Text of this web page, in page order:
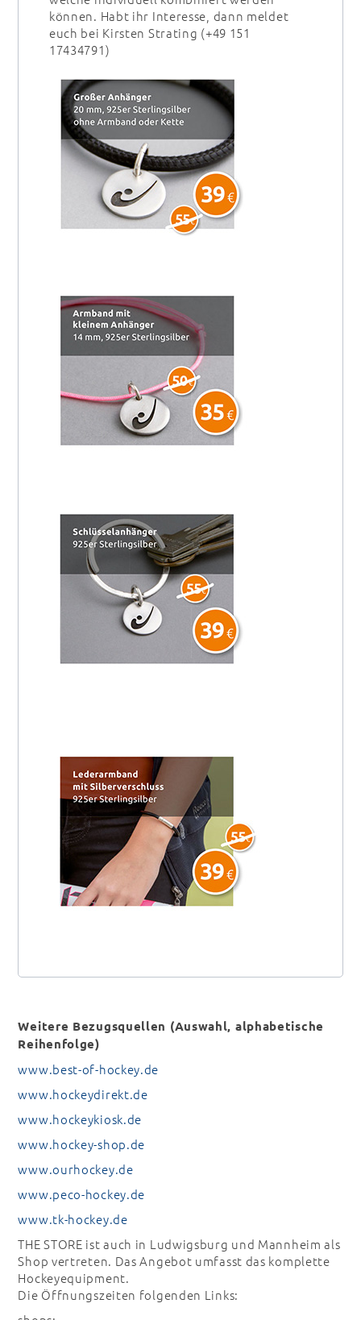
können. Habt ihr Interesse, dann meldet
euch bei Kirsten Strating (+49 151
17434791)
Weitere Bezugsquellen (Auswahl, alphabetische
Reihenfolge)
www.best-of-hockey.de
www.hockeydirekt.de
www.hockeykiosk.de
www.hockey-shop.de
www.ourhockey.de
www.peco-hockey.de
www.tk-hockey.de
THE STORE ist auch in Ludwigsburg und Mannheim als
Shop vertreten. Das Angebot umfasst das komplette
Hockeyequipment.
Die Öffnungszeiten folgenden Links: